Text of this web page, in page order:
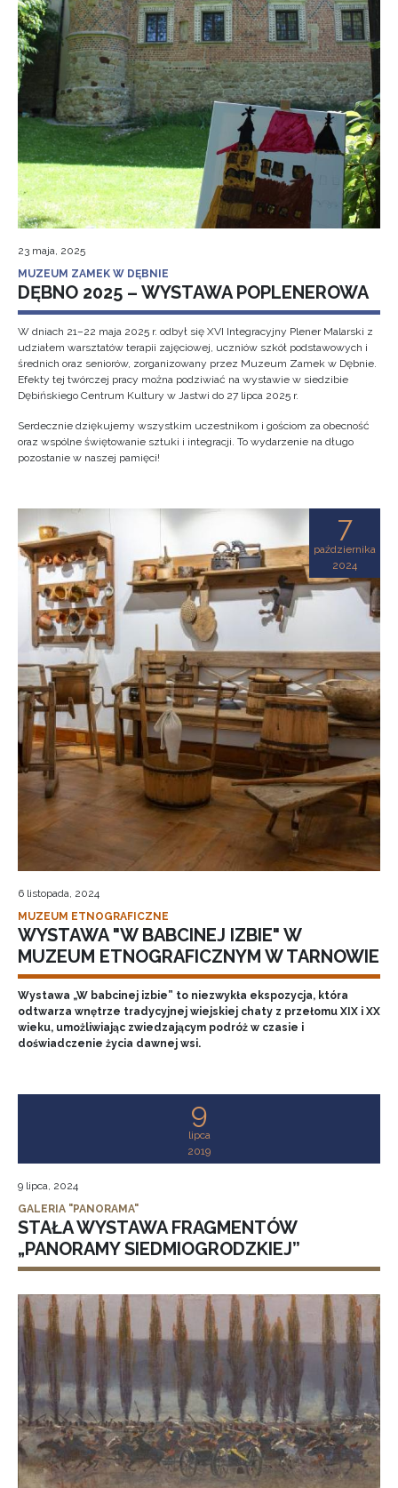
23 maja, 2025
MUZEUM ZAMEK W DĘBNIE
DĘBNO 2025 – WYSTAWA POPLENEROWA
W dniach 21–22 maja 2025 r. odbył się XVI Integracyjny Plener Malarski z
udziałem warsztatów terapii zajęciowej, uczniów szkół podstawowych i
średnich oraz seniorów, zorganizowany przez Muzeum Zamek w Dębnie.
Efekty tej twórczej pracy można podziwiać na wystawie w siedzibie
Dębińskiego Centrum Kultury w Jastwi do 27 lipca 2025 r.
Serdecznie dziękujemy wszystkim uczestnikom i gościom za obecność
oraz wspólne świętowanie sztuki i integracji. To wydarzenie na długo
pozostanie w naszej pamięci!
7
października
2024
6 listopada, 2024
MUZEUM ETNOGRAFICZNE
WYSTAWA "W BABCINEJ IZBIE" W
MUZEUM ETNOGRAFICZNYM W TARNOWIE
Wystawa „W babcinej izbie” to niezwykła ekspozycja, która
odtwarza wnętrze tradycyjnej wiejskiej chaty z przełomu XIX i XX
wieku, umożliwiając zwiedzającym podróż w czasie i
doświadczenie życia dawnej wsi.
9
lipca
2019
9 lipca, 2024
GALERIA "PANORAMA"
STAŁA WYSTAWA FRAGMENTÓW
„PANORAMY SIEDMIOGRODZKIEJ”